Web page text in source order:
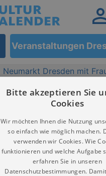
Veranstaltungen
Bitte akzeptieren Sie
Cookies
Wir möchten Ihnen die Nutzung
so einfach wie möglich machen.
verwenden wir Cookies. Wie
funktionieren und welche Aufgabe
erfahren Sie in unseren
Datenschutzbestimmungen.